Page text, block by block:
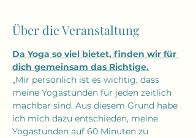
Über die Veranstaltung
Da Yoga so viel bietet, finden wir für
dich gemeinsam das Richtige.
​​„Mir persönlich ist es wichtig, dass
meine Yogastunden für jeden zeitlich
machbar sind. Aus diesem Grund habe
ich mich dazu entschieden, meine
Yogastunden auf 60 Minuten zu